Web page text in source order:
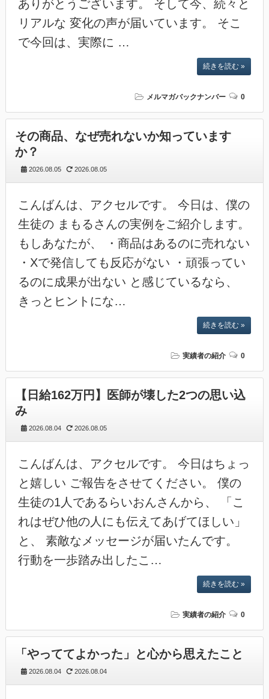
ありがとうございます。 そして今、続々と
リアルな 変化の声が届いています。 そこ
で今回は、実際に …
続きを読む »
メルマガバックナンバー 0
その商品、なぜ売れないか知っています
か？
2026.08.05 2026.08.05
こんばんは、アクセルです。 今日は、僕の
生徒の まもるさんの実例をご紹介します。
もしあなたが、 ・商品はあるのに売れない
・Xで発信しても反応がない ・頑張ってい
るのに成果が出ない と感じているなら、
きっとヒントにな…
続きを読む »
実績者の紹介 0
【日給162万円】医師が壊した2つの思い込
み
2026.08.04 2026.08.05
こんばんは、アクセルです。 今日はちょっ
と嬉しい ご報告をさせてください。 僕の
生徒の1人であるらいおんさんから、 「こ
れはぜひ他の人にも伝えてあげてほしい」
と、 素敵なメッセージが届いたんです。
行動を一歩踏み出したこ…
続きを読む »
実績者の紹介 0
「やっててよかった」と心から思えたこと
2026.08.04 2026.08.04